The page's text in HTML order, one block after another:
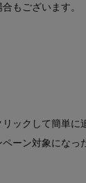
もございます。
ックして簡単に
ーン対象になっ